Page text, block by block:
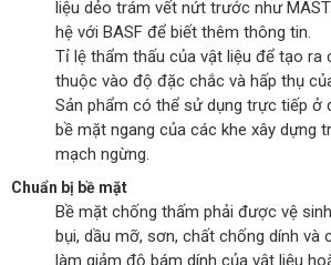
liệu dẻo trám vết nứt trước như
hệ với BASF để biết thêm thông tin.
Tỉ lệ thẩm thấu của vật liệu để tạo ra
thuộc vào độ đặc chắc và hấp thụ
Sản phẩm có thể sử dụng trực tiếp ở
bề mặt ngang của các khe xây dựng
mạch ngừng.
Chuẩn bị bề mặt
Bề mặt chống thấm phải được vệ
bụi, dầu mỡ, sơn, chất chống dính và
làm giảm độ bám dính của vật liệu